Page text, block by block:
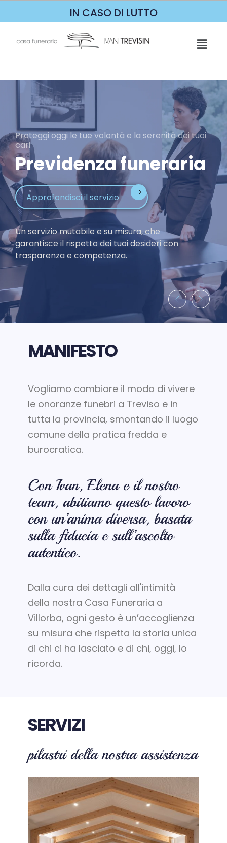
IN CASO DI LUTTO
Proteggi oggi le tue volontà e la serenità dei tuoi
cari
Previdenza funeraria
Approfondisci il servizio
Un servizio mutabile e su misura, che
garantisce il rispetto dei tuoi desideri con
trasparenza e competenza.
MANIFESTO
Vogliamo cambiare il modo di vivere
le onoranze funebri a Treviso e in
tutta la provincia, smontando il luogo
comune della pratica fredda e
burocratica.
Con Ivan, Elena e il nostro
team, abitiamo questo lavoro
con un’anima diversa, basata
sulla fiducia e sull’ascolto
autentico.
Dalla cura dei dettagli all'intimità
della nostra Casa Funeraria a
Villorba, ogni gesto è un’accoglienza
su misura che rispetta la storia unica
di chi ci ha lasciato e di chi, oggi, lo
ricorda.
SERVIZI
pilastri della nostra assistenza